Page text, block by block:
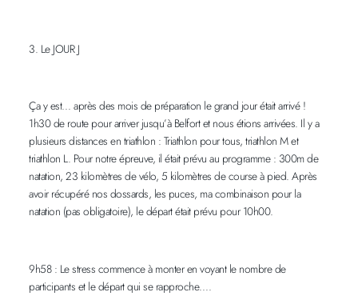
3. Le JOUR J
Ça y est… après des mois de préparation le grand jour était arrivé !
1h30 de route pour arriver jusqu’à Belfort et nous étions arrivées. Il y a
plusieurs distances en triathlon : Triathlon pour tous, triathlon M et
triathlon L. Pour notre épreuve, il était prévu au programme : 300m de
natation, 23 kilomètres de vélo, 5 kilomètres de course à pied. Après
avoir récupéré nos dossards, les puces, ma combinaison pour la
natation (pas obligatoire), le départ était prévu pour 10h00.
9h58 : Le stress commence à monter en voyant le nombre de
participants et le départ qui se rapproche….